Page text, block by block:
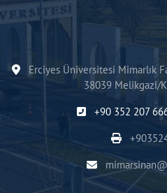
Erciyes Üniversitesi Mimarlık
38039 Melikgazi/
+90 352 207